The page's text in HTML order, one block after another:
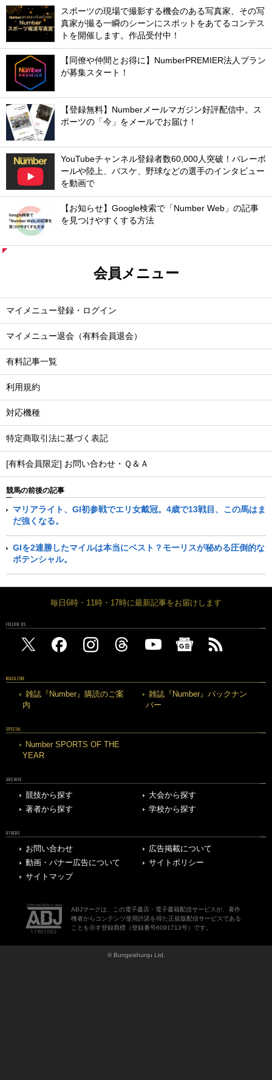
スポーツの現場で撮影する機会のある写真家、その写
真家が撮る一瞬のシーンにスポットをあてるコンテス
トを開催します。作品受付中！
【同僚や仲間とお得に】NumberPREMIER法人プラン
が募集スタート！
【登録無料】Numberメールマガジン好評配信中。ス
ポーツの「今」をメールでお届け！
YouTubeチャンネル登録者数60,000人突破！バレーボ
ールや陸上、バスケ、野球などの選手のインタビュー
を動画で
【お知らせ】Google検索で「Number Web」の記事
を見つけやすくする方法
会員メニュー
マイメニュー登録・ログイン
マイメニュー退会（有料会員退会）
有料記事一覧
利用規約
対応機種
特定商取引法に基づく表記
[有料会員限定] お問い合わせ・Ｑ＆Ａ
競馬の前後の記事
マリアライト、GI初参戦でエリ女戴冠。4歳で13戦目、この馬はま
だ強くなる。
GIを2連勝したマイルは本当にベスト？モーリスが秘める圧倒的な
ポテンシャル。
毎日6時・11時・17時に最新記事をお届けします
FOLLOW US
MAGAZINE
雑誌『Number』購読のご案
内
雑誌『Number』バックナン
バー
SPECIAL
Number SPORTS OF THE
YEAR
ARCHIVE
競技から探す
大会から探す
著者から探す
学校から探す
OTHERS
お問い合わせ
広告掲載について
動画・バナー広告について
サイトポリシー
サイトマップ
ABJマークは、この電子書店・電子書籍配信サービスが、著作
権者からコンテンツ使用許諾を得た正規版配信サービスである
ことを示す登録商標（登録番号6091713号）です。
© Bungeishunju Ltd.